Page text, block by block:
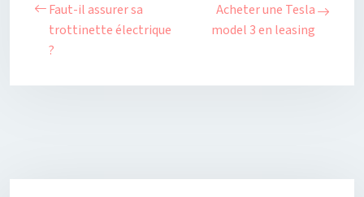
Faut-il assurer sa
trottinette électrique
?
Acheter une Tesla
model 3 en leasing